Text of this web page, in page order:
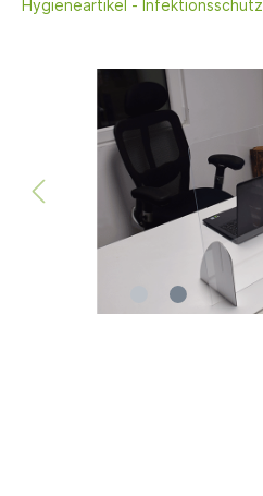
Hygieneartikel - Infektionsschutz